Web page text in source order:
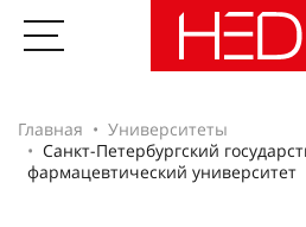
Главная
Университеты
Санкт-Петербургский
фармацевтический университет